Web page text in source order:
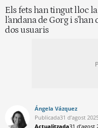
Els fets han tingut lloc
l'andana de Gorg i
dos usuaris
Ángela Vázquez
Publicada31 d’agost
Actualitzada31 d’agost